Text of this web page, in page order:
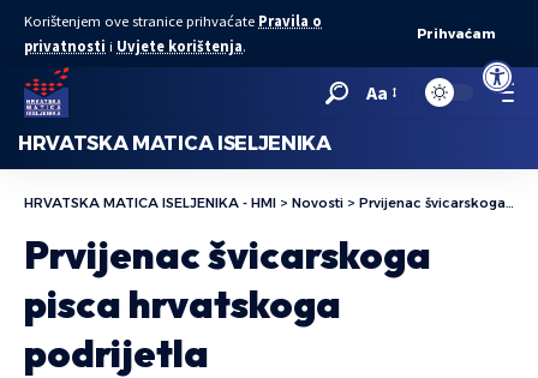
Open
Korištenjem ove stranice prihvaćate Pravila o
privatnosti i Uvjete korištenja.
Prihvaćam
Aa
HRVATSKA MATICA ISELJENIKA
HRVATSKA MATICA ISELJENIKA - HMI > Novosti > Prvijenac švicarskoga pisca hrvatskoga podrijetla
Prvijenac švicarskoga
pisca hrvatskoga
podrijetla